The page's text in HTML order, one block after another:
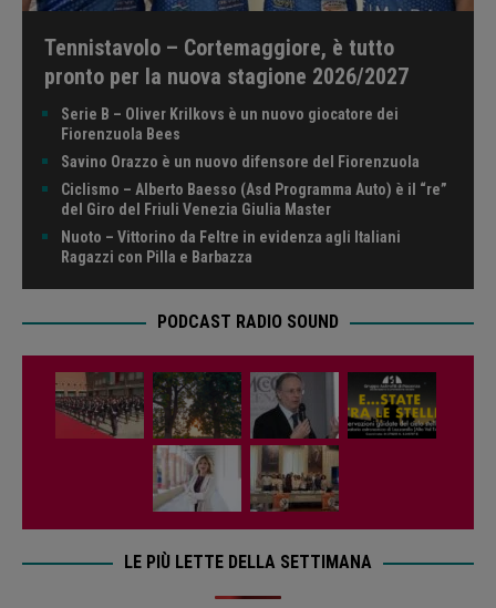
Tennistavolo – Cortemaggiore, è tutto
pronto per la nuova stagione 2026/2027
Serie B – Oliver Krilkovs è un nuovo giocatore dei
Fiorenzuola Bees
Savino Orazzo è un nuovo difensore del Fiorenzuola
Ciclismo – Alberto Baesso (Asd Programma Auto) è il “re”
del Giro del Friuli Venezia Giulia Master
Nuoto – Vittorino da Feltre in evidenza agli Italiani
Ragazzi con Pilla e Barbazza
PODCAST RADIO SOUND
LE PIÙ LETTE DELLA SETTIMANA